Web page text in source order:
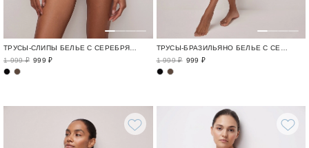
ТРУСЫ-СЛИПЫ БЕЛЬЕ С СЕРЕБРЯНОЙ НИТЬЮ / SOFT SENSE
1 999 ₽ 999 ₽
ТРУСЫ-БРАЗИЛЬЯНО БЕЛЬЕ С СЕРЕБРЯНОЙ НИТЬЮ / SOFT SENSE
1 999 ₽ 999 ₽